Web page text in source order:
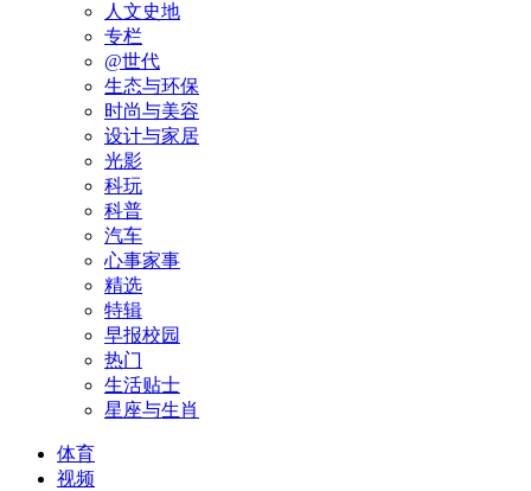
人文史地
专栏
@世代
生态与环保
时尚与美容
设计与家居
光影
科玩
科普
汽车
心事家事
精选
特辑
早报校园
热门
生活贴士
星座与生肖
体育
视频